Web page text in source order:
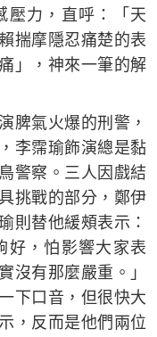
壓力，直呼：「天
揣摩隱忍痛楚的表
」，神來一筆的解
脾氣火爆的刑警，
李霈瑜飾演總是黏
警察。三人因戲結
挑戰的部分，鄭伊
則替他緩頰表示：
好，怕影響大家表
沒有那麼嚴重。」
下口音，但很快大
，反而是他們兩位